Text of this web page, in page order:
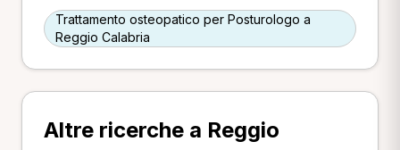
Trattamento osteopatico per Posturologo a
Reggio Calabria
Altre ricerche a Reggio